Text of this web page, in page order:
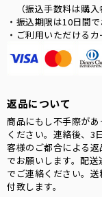
（振込手数料は購入
・振込期限は10日間で
・ご利用いただけるカ
返品について
商品にもし不手際が
ください。連絡後、3
客様のご都合による
でお願いします。配
でご連絡ください。
付致します。